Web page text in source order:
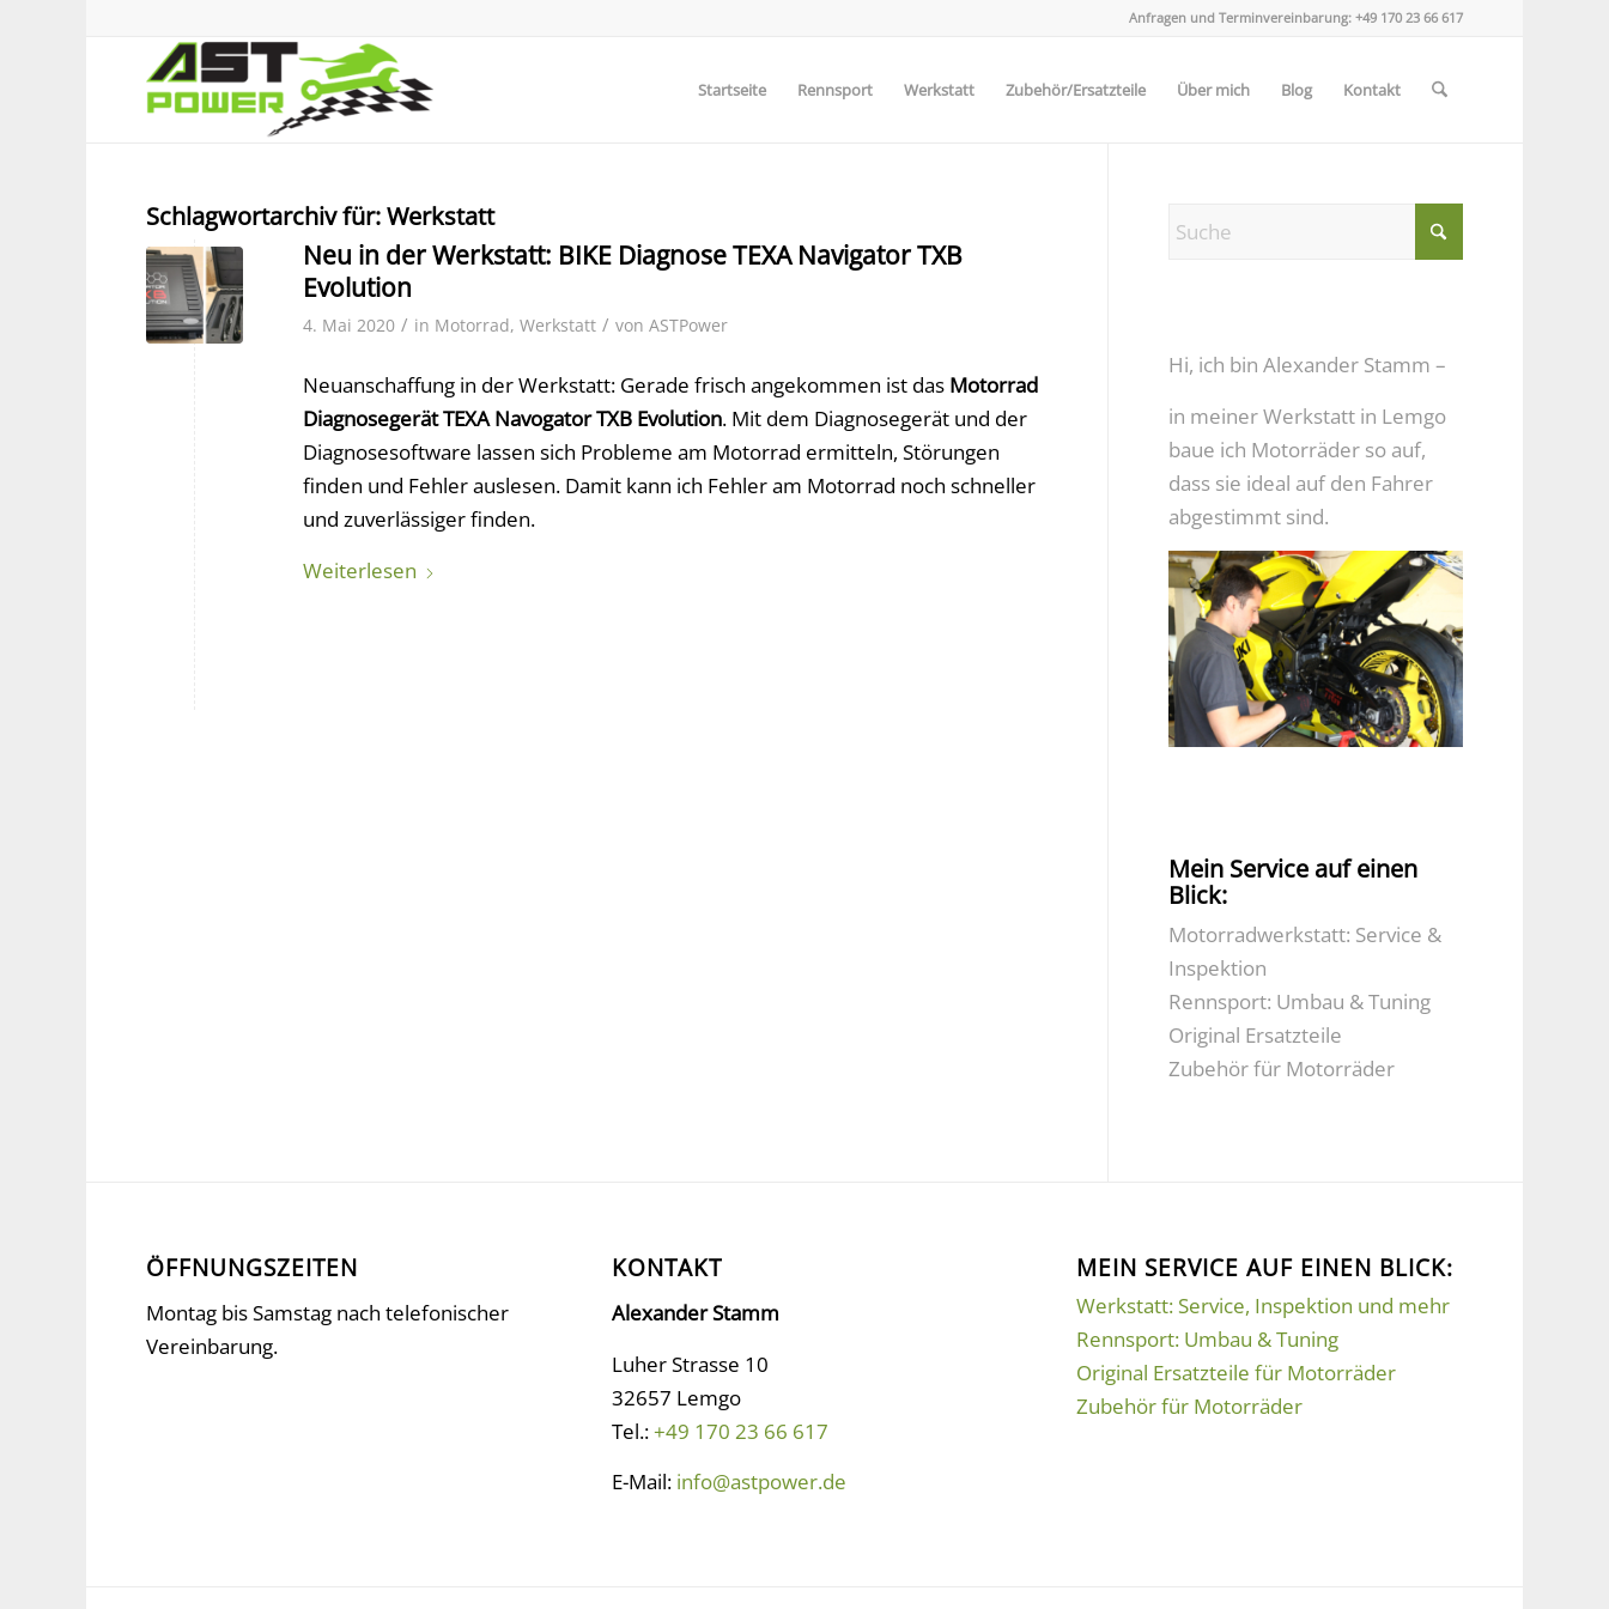
Anfragen und Terminvereinbarung: +49 170 23 66 617
Startseite Rennsport Werkstatt Zubehör/Ersatzteile Über mich Blog Kontakt
Schlagwortarchiv für:Werkstatt
Neu in der Werkstatt: BIKE Diagnose TEXA Navigator TXB
Evolution
4. Mai 2020 / in Motorrad, Werkstatt / von ASTPower
Neuanschaffung in der Werkstatt: Gerade frisch angekommen ist das Motorrad
Diagnosegerät TEXA Navogator TXB Evolution. Mit dem Diagnosegerät und der
Diagnosesoftware lassen sich Probleme am Motorrad ermitteln, Störungen
finden und Fehler auslesen. Damit kann ich Fehler am Motorrad noch schneller
und zuverlässiger finden.
Weiterlesen
Hi, ich bin Alexander Stamm –
in meiner Werkstatt in Lemgo
baue ich Motorräder so auf,
dass sie ideal auf den Fahrer
abgestimmt sind.
Mein Service auf einen
Blick:
Motorradwerkstatt: Service &
Inspektion
Rennsport: Umbau & Tuning
Original Ersatzteile
Zubehör für Motorräder
ÖFFNUNGSZEITEN
Montag bis Samstag nach telefonischer
Vereinbarung.
KONTAKT
Alexander Stamm
Luher Strasse 10
32657 Lemgo
Tel.:+49 170 23 66 617
E-Mail: info@astpower.de
MEIN SERVICE AUF EINEN BLICK:
Werkstatt: Service, Inspektion und mehr
Rennsport: Umbau & Tuning
Original Ersatzteile für Motorräder
Zubehör für Motorräder